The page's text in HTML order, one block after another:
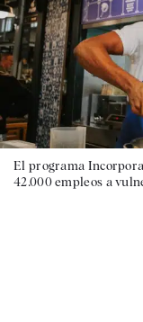
El programa
42.000 empleos a